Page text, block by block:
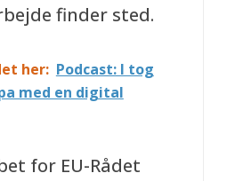
finder sted.
her: Podcast: I tog
med en digital
for EU-Rådet